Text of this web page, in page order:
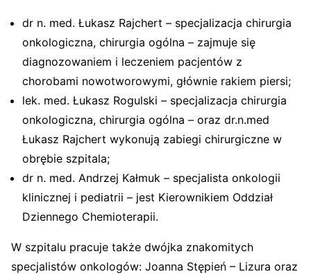
dr n. med. Łukasz Rajchert – specjalizacja chirurgia
onkologiczna, chirurgia ogólna – zajmuje się
diagnozowaniem i leczeniem pacjentów z
chorobami nowotworowymi, głównie rakiem piersi;
lek. med. Łukasz Rogulski – specjalizacja chirurgia
onkologiczna, chirurgia ogólna – oraz dr.n.med
Łukasz Rajchert wykonują zabiegi chirurgiczne w
obrębie szpitala;
dr n. med. Andrzej Kałmuk – specjalista onkologii
klinicznej i pediatrii – jest Kierownikiem Oddział
Dziennego Chemioterapii.
W szpitalu pracuje także dwójka znakomitych
specjalistów onkologów: Joanna Stępień – Lizura oraz